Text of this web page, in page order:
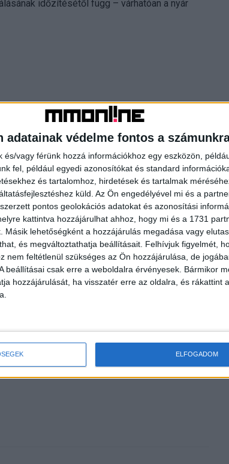
adatainak védelme fontos a
vagy férünk hozzá információkhoz egy eszközön,
fel, például egyedi azonosítókat és standard
és tartalomhoz, hirdetések és tartalmak
küld. Az Ön engedélyével mi és a
pontos geolokációs adatokat és azonosítási
kattintva hozzájárulhat ahhoz, hogy mi és a 1731
Másik lehetőségként a hozzájárulás megadása vagy
és megváltoztathatja beállításait. Felhívjuk figyelmét,
nem feltétlenül szükséges az Ön hozzájárulása, de
beállításai csak erre a weboldalra érvényesek. Bármikor
hozzájárulását, ha visszatér erre az oldalra, és rákattint
ELFOGADOM
időzítésétől függ – várhatóan a nyár
SafeToNet mesterséges intelligenciával
káros tartalmakat, mielőtt azok elérnék a
külső alkalmazásokra támaszkodna,